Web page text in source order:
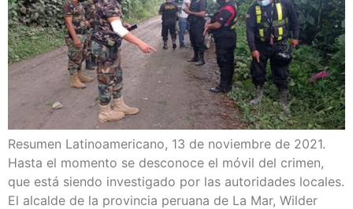
Resu­men Lati­no­ame­ri­cano, 13 de noviem­bre de 2021.
Has­ta el momen­to se des­co­no­ce el móvil del cri­men,
que está sien­do inves­ti­ga­do por las auto­ri­da­des loca­les.
El alcal­de de la pro­vin­cia perua­na de La Mar, Wil­der